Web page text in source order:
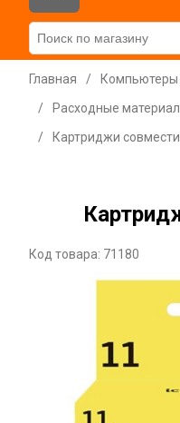
Главная /
Компьютеры
/
Расходные
/
Картриджи
Код товара: 71180